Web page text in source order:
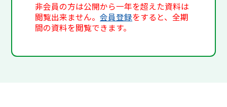
非会員の方は公開から一年を超えた資料は
閲覧出来ません。会員登録をすると、全期
間の資料を閲覧できます。